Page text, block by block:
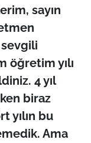
sayın
öğretim yılı
4 yıl
biraz
yılın bu
Ama